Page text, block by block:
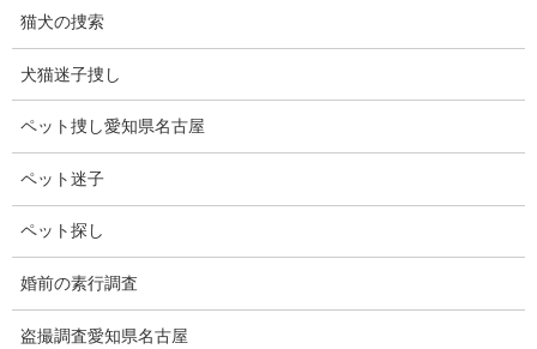
を貰って育てた。
毎日どんな気持ちで見ていたのでしょうか。
私は20年ほど前にギンケンソウを見た時を思い出しました。
はっきり思い出せないのでネットで調べました。
当時ガイドさんは、100年に一度咲くと言っていましたが数十年に
一度咲くとありました。
私の記憶違いかもしれません。
猫犬の捜索
犬猫迷子捜し
ペット捜し愛知県名古屋
ペット迷子
ペット探し
婚前の素行調査
盗撮調査愛知県名古屋